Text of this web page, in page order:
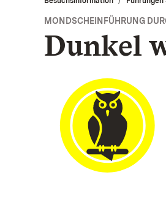
MONDSCHEINFÜHRUNG
Dunkel